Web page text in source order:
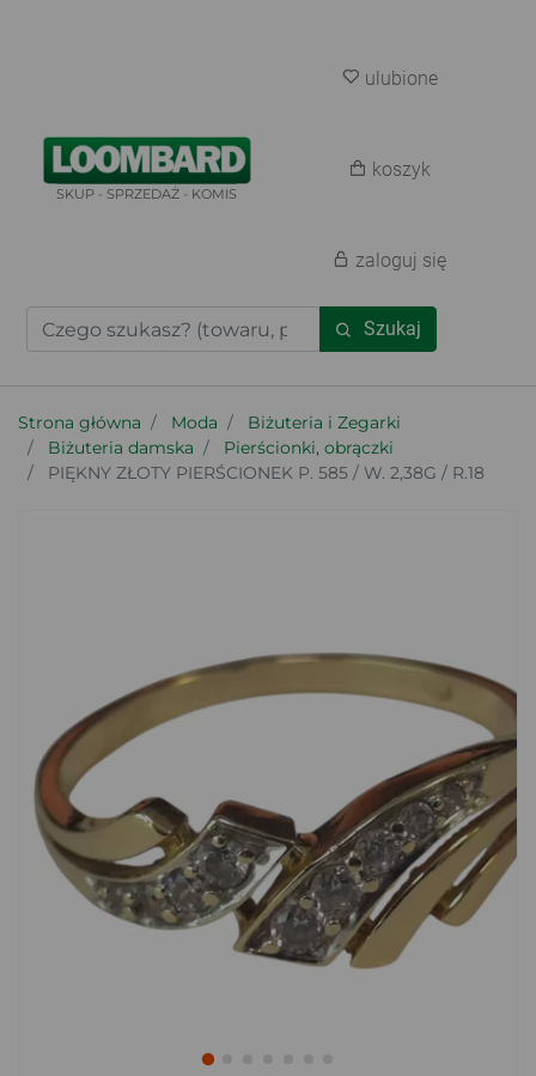
SKUP - SPRZEDAŻ - KOMIS
Szukaj
ulubione
koszyk
zaloguj się
Strona główna Moda
Biżuteria i Zegarki
Biżuteria damska
Pierścionki, obrączki
PIĘKNY ZŁOTY PIERŚCIONEK P. 585 / W. 2,38G / R.18